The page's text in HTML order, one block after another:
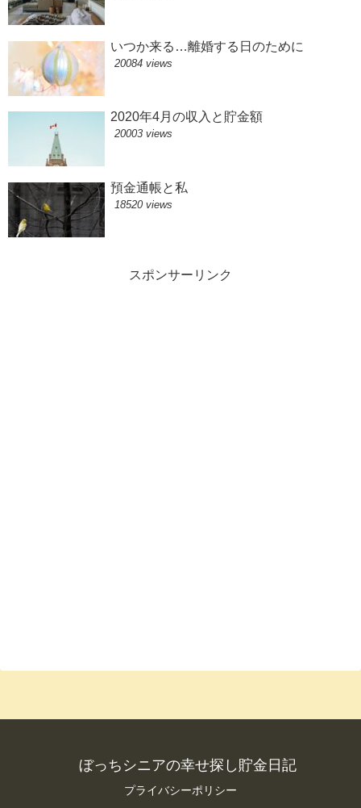
いつか来る…離婚する日のために
20084 views
2020年4月の収入と貯金額
20003 views
預金通帳と私
18520 views
スポンサーリンク
ぼっちシニアの幸せ探し貯金日記
プライバシーポリシー